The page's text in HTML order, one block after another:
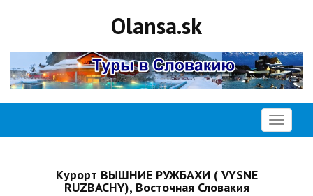
Olansa.sk
Открыть
меню
Курорт ВЫШНИЕ РУЖБАХИ ( VYSNE
RUZBACHY), Восточная Словакия